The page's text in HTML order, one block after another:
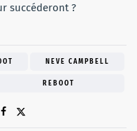
succéderont ?
NEVE CAMPBELL
REBOOT